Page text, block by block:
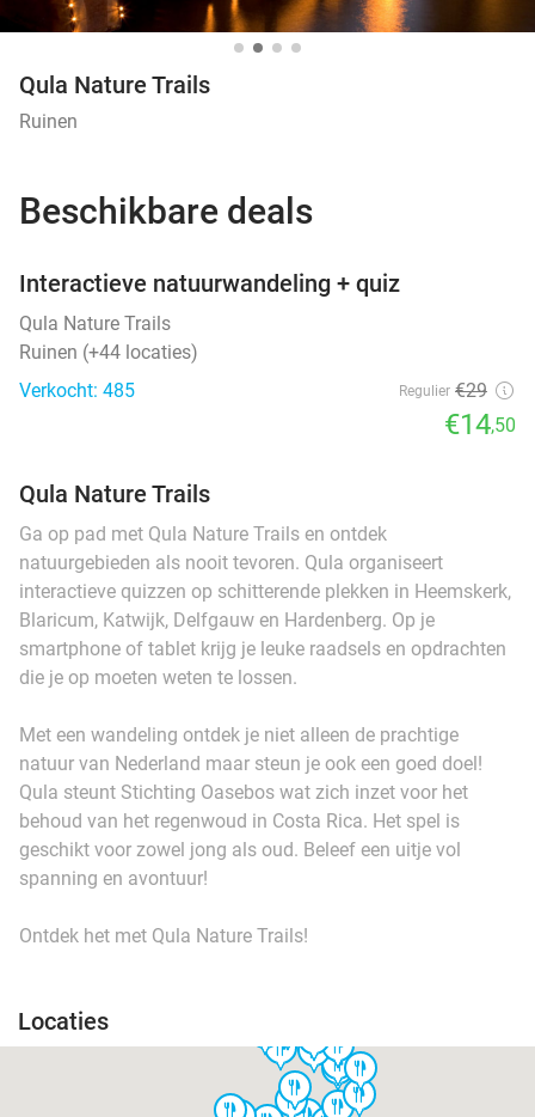
Qula Nature Trails
Ruinen
Beschikbare deals
Interactieve natuurwandeling + quiz
Qula Nature Trails
Ruinen (+44 locaties)
Verkocht: 485
Regulier €29
€14,50
Qula Nature Trails
Ga op pad met Qula Nature Trails en ontdek
natuurgebieden als nooit tevoren. Qula organiseert
interactieve quizzen op schitterende plekken in Heemskerk,
Blaricum, Katwijk, Delfgauw en Hardenberg. Op je
smartphone of tablet krijg je leuke raadsels en opdrachten
die je op moeten weten te lossen.
Met een wandeling ontdek je niet alleen de prachtige
natuur van Nederland maar steun je ook een goed doel!
Qula steunt Stichting Oasebos wat zich inzet voor het
behoud van het regenwoud in Costa Rica. Het spel is
geschikt voor zowel jong als oud. Beleef een uitje vol
spanning en avontuur!
Ontdek het met Qula Nature Trails!
Locaties
food food
food
food
food
food
food
food
food
food food